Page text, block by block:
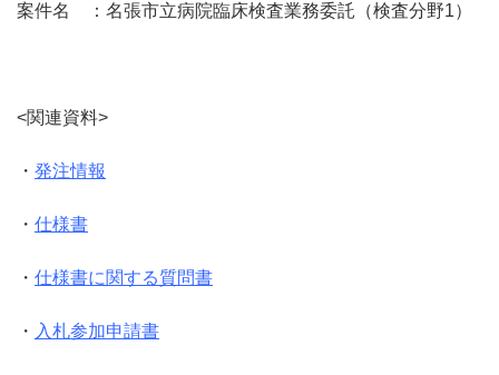
案件名 ：名張市立病院臨床検査業務委託（検査分野1）
<関連資料>
・ 発注情報
・ 仕様書
・ 仕様書に関する質問書
・ 入札参加申請書